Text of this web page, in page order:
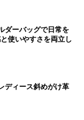
ダーバッグで日常を
使いやすさを両立し
ディース斜めがけ革